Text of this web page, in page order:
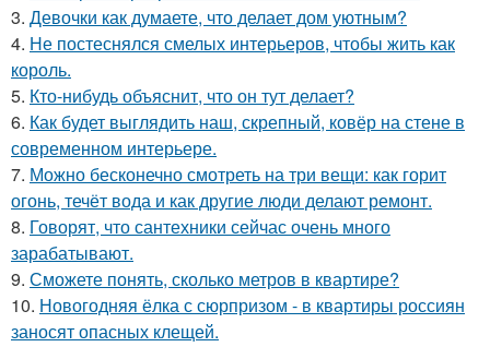
3. Девочки как думаете, что делает дом уютным?
4. Не постеснялся смелых интерьеров, чтобы жить как
король.
5. Кто-нибудь объяснит, что он тут делает?
6. Как будет выглядить наш, скрепный, ковёр на стене в
современном интерьере.
7. Можно бесконечно смотреть на три вещи: как горит
огонь, течёт вода и как другие люди делают ремонт.
8. Говорят, что сантехники сейчас очень много
зарабатывают.
9. Сможете понять, сколько метров в квартире?
10. Новогодняя ёлка с сюрпризом - в квартиры россиян
заносят опасных клещей.